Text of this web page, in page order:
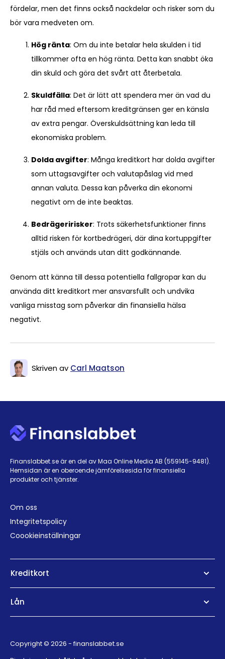
fördelar, men det finns också nackdelar och risker som du
bör vara medveten om.
Hög ränta: Om du inte betalar hela skulden i tid
tillkommer ofta en hög ränta. Detta kan snabbt öka
din skuld och göra det svårt att återbetala.
Skuldfälla: Det är lätt att spendera mer än vad du
har råd med eftersom kreditgränsen ger en känsla
av extra pengar. Överskuldsättning kan leda till
ekonomiska problem.
Dolda avgifter: Många kreditkort har dolda avgifter
som uttagsavgifter och valutapåslag vid med
annan valuta. Dessa kan påverka din ekonomi
negativt om de inte beaktas.
Bedrägeririsker: Trots säkerhetsfunktioner finns
alltid risken för kortbedrägeri, där dina kortuppgifter
stjäls och används utan ditt godkännande.
Genom att känna till dessa potentiella fallgropar kan du
använda ditt kreditkort mer ansvarsfullt och undvika
vanliga misstag som påverkar din finansiella hälsa
negativt.
Skriven av Carl Maatson
Finanslabbet.se är en del av Maa Online Media AB (559145-9481).
Hemsidan är en oberoende jämförelsesida för finansiella
produkter och tjänster.
Om oss
Integritetspolicy
Coookieinställningar
Kreditkort
Lån
Copyright © 2026 - finanslabbet.se